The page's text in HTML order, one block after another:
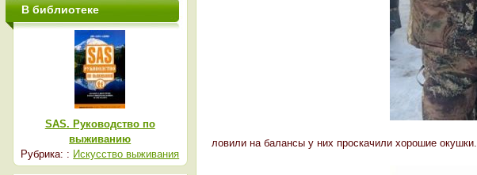
ловили на балансы у них проскачили хорошие окушки.
В библиотеке
SAS. Руководство по
выживанию
Рубрика: : Искусство выживания